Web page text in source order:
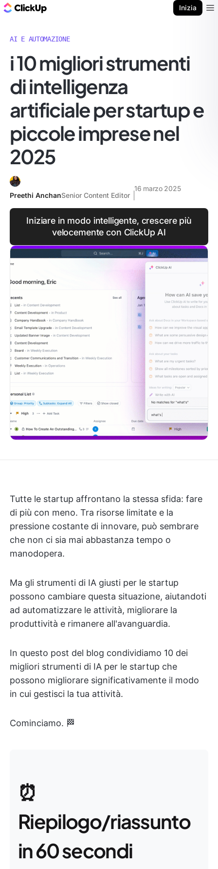
Inizia
AI E AUTOMAZIONE
i 10 migliori strumenti
di intelligenza
artificiale per startup e
piccole imprese nel
2025
Preethi AnchanSenior Content Editor
16 marzo 2025
Iniziare in modo intelligente, crescere più
velocemente con ClickUp AI
Tutte le startup affrontano la stessa sfida: fare
di più con meno. Tra risorse limitate e la
pressione costante di innovare, può sembrare
che non ci sia mai abbastanza tempo o
manodopera.
Ma gli strumenti di IA giusti per le startup
possono cambiare questa situazione, aiutandoti
ad automatizzare le attività, migliorare la
produttività e rimanere all'avanguardia.
In questo post del blog condividiamo 10 dei
migliori strumenti di IA per le startup che
possono migliorare significativamente il modo
in cui gestisci la tua attività.
Cominciamo. 🏁
⏰
Riepilogo/riassunto
in 60 secondi